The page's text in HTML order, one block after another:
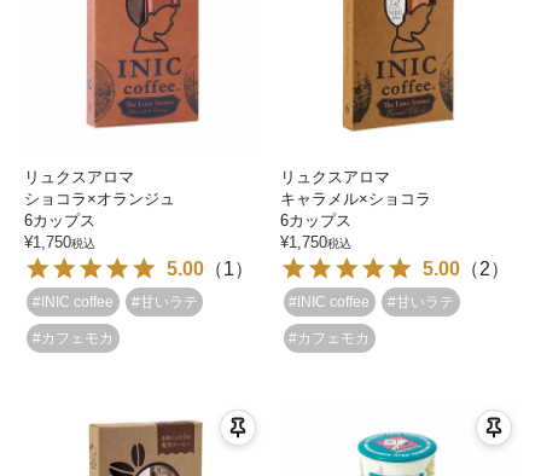
リュクスアロマ
ショコラ×オランジュ
6カップス
¥1,750税込
5.00 （1）
#INIC coffee #甘いラテ
#カフェモカ
リュクスアロマ
キャラメル×ショコラ
6カップス
¥1,750税込
5.00 （2）
#INIC coffee #甘いラテ
#カフェモカ